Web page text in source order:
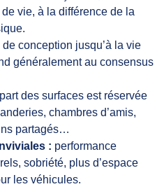
vie, à la différence de la
conception jusqu’à la vie
généralement au consensus
des surfaces est réservée
chambres d’amis,
partagés…
: performance
sobriété, plus d’espace
les véhicules.